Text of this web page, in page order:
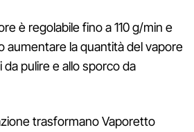
è regolabile fino a 110 g/min e
aumentare la quantità del vapore
pulire e allo sporco da
trasformano Vaporetto